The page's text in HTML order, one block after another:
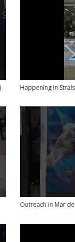
Happening in
Outreach in Mar